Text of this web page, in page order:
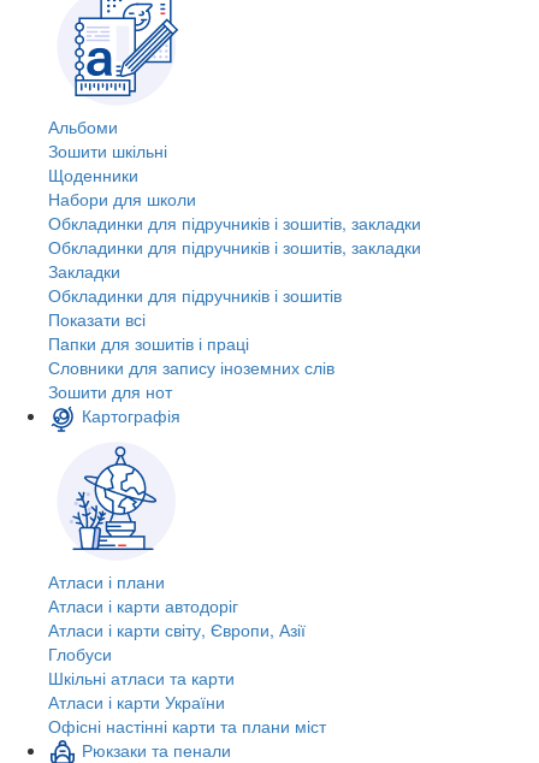
Альбоми
Зошити шкільні
Щоденники
Набори для школи
Обкладинки для підручників і зошитів, закладки
Обкладинки для підручників і зошитів, закладки
Закладки
Обкладинки для підручників і зошитів
Показати всі
Папки для зошитів і праці
Словники для запису іноземних слів
Зошити для нот
Картографія
Атласи і плани
Атласи і карти автодоріг
Атласи і карти світу, Європи, Азії
Глобуси
Шкільні атласи та карти
Атласи і карти України
Офісні настінні карти та плани міст
Рюкзаки та пенали